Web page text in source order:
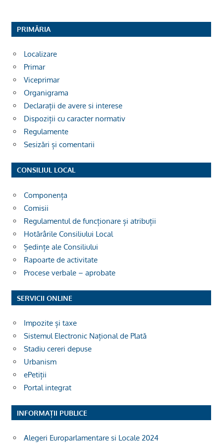
PRIMĂRIA
Localizare
Primar
Viceprimar
Organigrama
Declarații de avere si interese
Dispoziții cu caracter normativ
Regulamente
Sesizări și comentarii
CONSILIUL LOCAL
Componența
Comisii
Regulamentul de funcționare și atribuții
Hotărârile Consiliului Local
Ședințe ale Consiliului
Rapoarte de activitate
Procese verbale – aprobate
SERVICII ONLINE
Impozite și taxe
Sistemul Electronic Național de Plată
Stadiu cereri depuse
Urbanism
ePetiții
Portal integrat
INFORMAȚII PUBLICE
Alegeri Europarlamentare si Locale 2024